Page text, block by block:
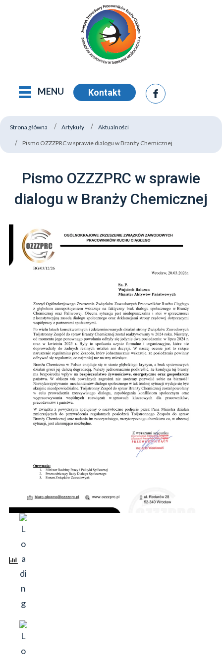
MENU Kontakt
Strona główna Artykuły Aktualności
Pismo OZZZPRC w sprawie dialogu w Branży Chemicznej
Pismo OZZZPRC w sprawie
dialogu w Branży Chemicznej